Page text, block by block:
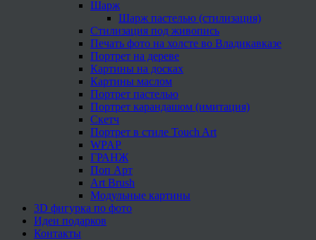
Шарж
Шарж пастелью (стилизация)
Стилизация под живопись
Печать фото на холсте во Владикавказе
Портрет на дереве
Картины на досках
Картины маслом
Портрет пастелью
Портрет карандашом (имитация)
Скетч
Портрет в стиле Touch Art
WPAP
ГРАНЖ
Поп Арт
Art Brush
Модульные картины
3D фигурка по фото
Идеи подарков
Контакты